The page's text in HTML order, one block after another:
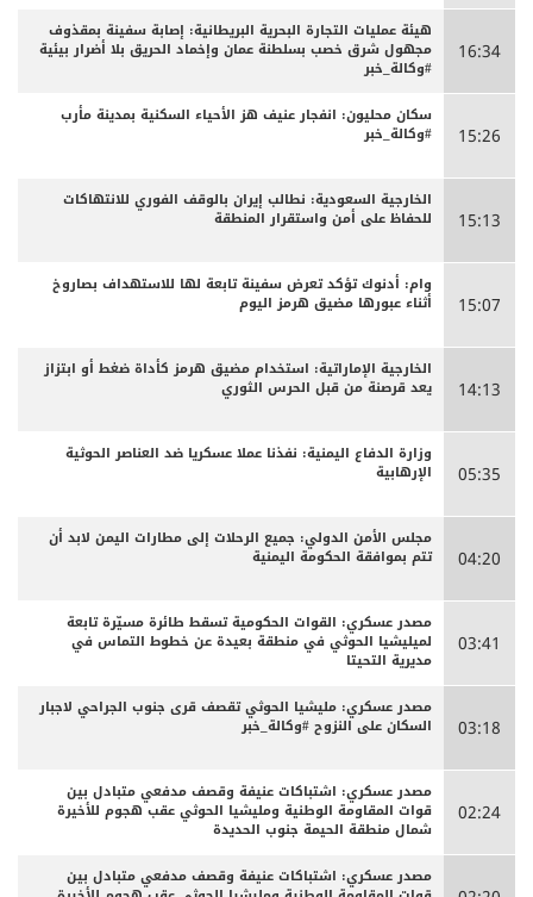
16:34
هيئة عمليات التجارة البحرية البريطانية: إصابة سفينة بمقذوف
مجهول شرق خصب بسلطنة عمان وإخماد الحريق بلا أضرار بيئية
#وكالة_خبر
15:26
سكان محليون: انفجار عنيف هز الأحياء السكنية بمدينة مأرب
#وكالة_خبر
15:13
الخارجية السعودية: نطالب إيران بالوقف الفوري للانتهاكات
للحفاظ على أمن واستقرار المنطقة
15:07
وام: أدنوك تؤكد تعرض سفينة تابعة لها للاستهداف بصاروخ
أثناء عبورها مضيق هرمز اليوم
14:13
الخارجية الإماراتية: استخدام مضيق هرمز كأداة ضغط أو ابتزاز
يعد قرصنة من قبل الحرس الثوري
05:35
وزارة الدفاع اليمنية: نفذنا عملا عسكريا ضد العناصر الحوثية
الإرهابية
04:20
مجلس الأمن الدولي: جميع الرحلات إلى مطارات اليمن لابد أن
تتم بموافقة الحكومة اليمنية
03:41
مصدر عسكري: القوات الحكومية تسقط طائرة مسيّرة تابعة
لميليشيا الحوثي في منطقة بعيدة عن خطوط التماس في
مديرية التحيتا
03:18
مصدر عسكري: مليشيا الحوثي تقصف قرى جنوب الجراحي لاجبار
السكان على النزوح #وكالة_خبر
02:24
مصدر عسكري: اشتباكات عنيفة وقصف مدفعي متبادل بين
قوات المقاومة الوطنية ومليشيا الحوثي عقب هجوم للأخيرة
شمال منطقة الحيمة جنوب الحديدة
مصدر عسكري: اشتباكات عنيفة وقصف مدفعي متبادل بين